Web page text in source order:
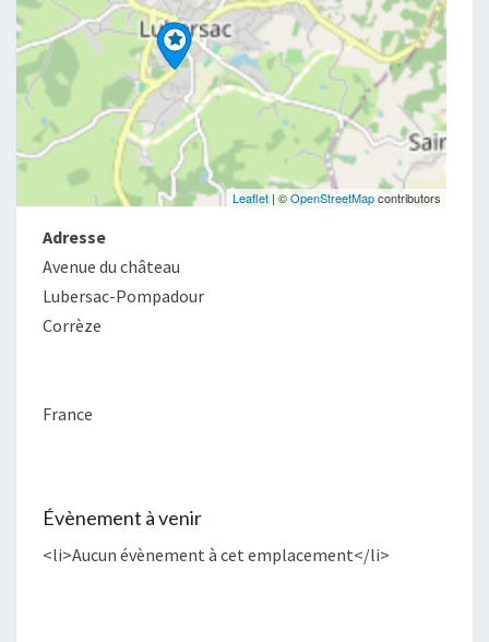
Leaflet | ©OpenStreetMapcontributors
Adresse
Avenue du château
Lubersac-Pompadour
Corrèze
France
Évènement à venir
<li>Aucun évènement à cet emplacement</li>